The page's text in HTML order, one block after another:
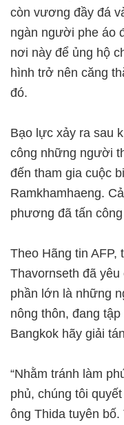
còn vương đầy đá
ngàn người phe áo
nơi này để ủng hộ
hình trở nên căng
đó.
Bạo lực xảy ra sau
công những người
đến tham gia cuộc
Ramkhamhaeng.
phương đã tấn
Theo Hãng tin AFP,
Thavornseth đã
phần lớn là những
nông thôn, đang
Bangkok hãy giải
“Nhằm tránh làm
phủ, chúng tôi
ông Thida tuyên